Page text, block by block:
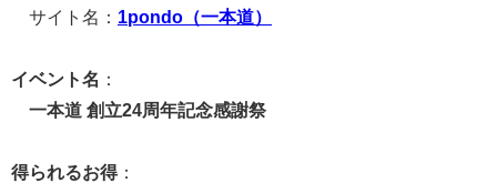
サイト名： 1pondo（一本道）
イベント名 ：
一本道 創立24周年記念感謝祭
得られるお得：